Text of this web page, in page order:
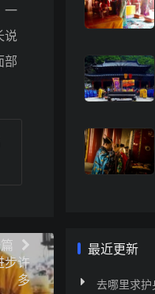
一
说
部
步许
多
最近更新
去哪里求